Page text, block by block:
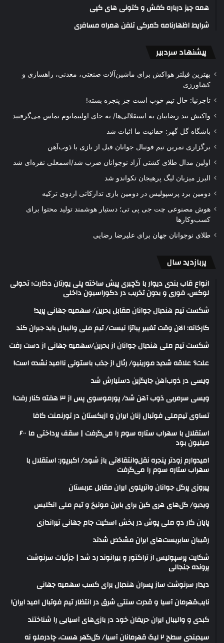
همه چیز درباره کفش و کتونی های کپی
شرایط اظهارنامه گمرکی تلفن همراه مسافری
پیشنهاد سردبیر
بهترین فیلتر هواکش برای ماشین‌آلات صنعتی، معدنی، راهسازی و
کشاورزی
تاجرنیا: حال تیم خوب است جز پنجره بسته!
واکنش تند رضاییان به استقلالی‌ها/ به جای اولتیماتوم تماس می‌گرفتید
باشگاه گل گهر: حقانیت ما اثبات شد
برگزاری تمرین تیم فوتبال جوانان قبل از بازی با ذوب‌آهن
اولین مدال طلای کشتی آزاد نوجوانان ضرب شد/اسمعلی نقره‌ای شد
البرز میزبان لیگ پرهیجان تکواندو شد
دومین برد پرسپولیس در دومین بازی تدارکاتی اردوی ترکیه
هوش مصنوعی چت جی پی تی؛ دستیار هوشمند تولید محتوا برای
کسب‌وکارها
طلای نوجوانان جهان برای علیرضا رضایی
پربازدید سال
انواع قاب بندی دیوار با گچبری پیش ساخته پلی یورتان دکارت؛ تحولی
لوکس، فوری و بدون تخریب در دکوراسیون داخلی
شکست تیم هندبال جوانان مقابل بحرین/ سهمیه جهانی پرید!
کارخانه: الان وقت تغییر پیاتزا نیست/ تیم ملی والیبال باید جبران کند
شکست تیم ملی هندبال جوانان از بحرین/سهمیه جهانی از دست رفت
علت؟ علاقه شدید مورینیو/ رئال از جذب باستونی ناامید نشده است!
ویسی در ذوب‌آهن جایگزین دستیارش شد
ویسی سرمربی ذوب آهن شد/ پورموسوی پس از ۳ هفته کنار رفت!
تساوی تیم‌ملی فوتبال زنان ایران و ازبکستان در تورنمنت کافا
استقلال با سهراب ستاره سوم را می‌گرفت | سقف پرداختی ما ۶۰۰
میلیون بود
امیدوارم زودتر پنجره نقل‌وانتقالاتی باز شود/ اکبرپور: استقلال با
سهراب ستاره سوم را می‌گرفت
پیروزی پرگل جوانان واترپلوی ایران مقابل عربستان
ویدیو/ گل‌های هری‌ کین برای بایرن مونیخ و تیم ملی انگلیس
پایان کار دو ملی پوش در بخش اسکیت جام جهانی تیراندازی
رقیبان سابریست‌های ایران مشخص شدند
شکایت پرسپولیس از تراکتور و بیرانوند رد شد | جزئیات سرنوشت
پرونده جنجالی
دیدار سرنوشت ساز پسران هندبال برای کسب سهمیه جهانی
نایب‌قهرمان آسیا و قدرت سنتی شرق در انتظار تیم فوتبال امید ایران!
کبدی و والیبال ایران حریفان خود در بازی‌های آسیایی را شناختند
سیدبندی سطح ۲ لیگ قهرمانان آسیا/ گل‌گهر هست، چادرملو نه